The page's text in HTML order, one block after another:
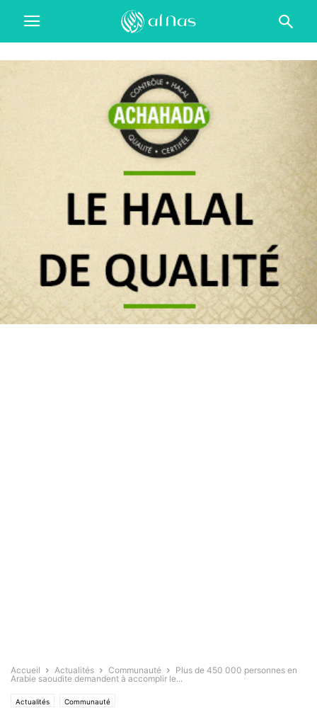
Accueil Actualités Communauté
Plus de 450 000 personnes en
Arabie saoudite demandent à accomplir le...
Actualités Communauté